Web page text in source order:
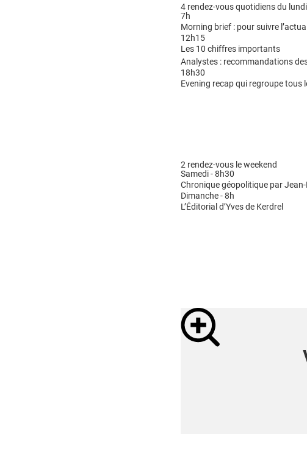
4 rendez-vous quotidiens du
7h
Morning brief : pour suivre
12h15
Les 10 chiffres importants
Analystes : recommandations
18h30
Evening recap qui regroupe tous
2 rendez-vous le weekend
Samedi - 8h30
Chronique géopolitique par
Dimanche - 8h
L’Éditorial d’Yves de Kerdrel